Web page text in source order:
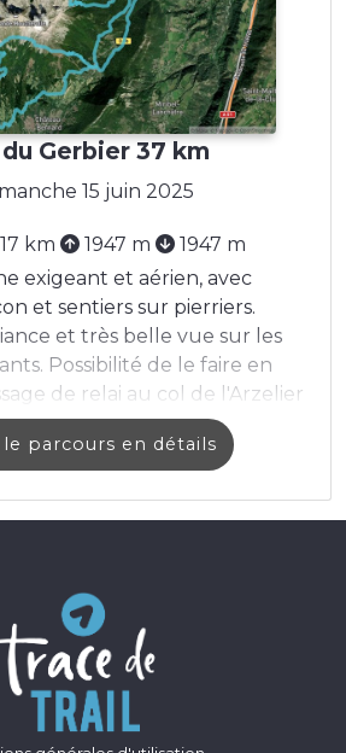
Gerbier 37 km
15 juin 2025
km 1947 m
1947 m
exigeant et aérien, avec
et sentiers sur pierriers.
et très belle vue sur les
Possibilité de le faire en
de relai au col de l'Arzelier
le parcours en détails